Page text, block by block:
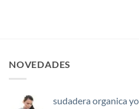
NOVEDADES
sudadera organica